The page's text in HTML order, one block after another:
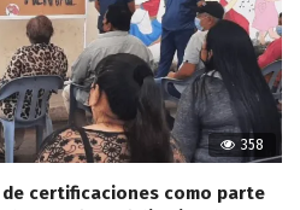
358
certificaciones como parte